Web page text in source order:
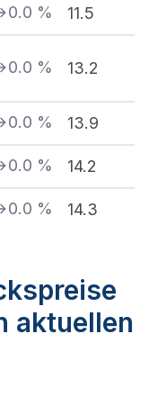
0.0 % 11.5
0.0 % 13.2
0.0 % 13.9
0.0 % 14.2
0.0 % 14.3
aktuellen